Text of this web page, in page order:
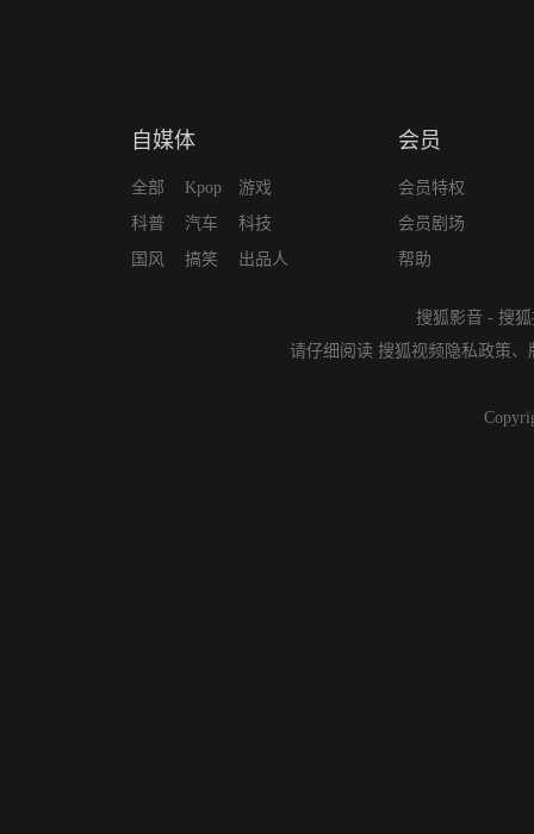
自媒体
全部
科普
国风
Kpop
汽车
搞笑
游戏
科技
出品人
会员
会员特权
会员剧场
帮助
搜狐影音 - 搜
请仔细阅读 搜狐视频隐私政策、